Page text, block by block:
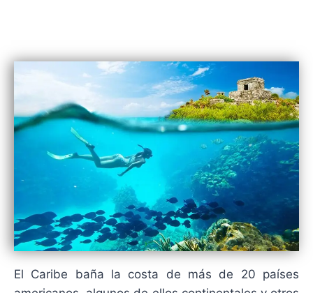
El Caribe baña la costa de más de 20 países